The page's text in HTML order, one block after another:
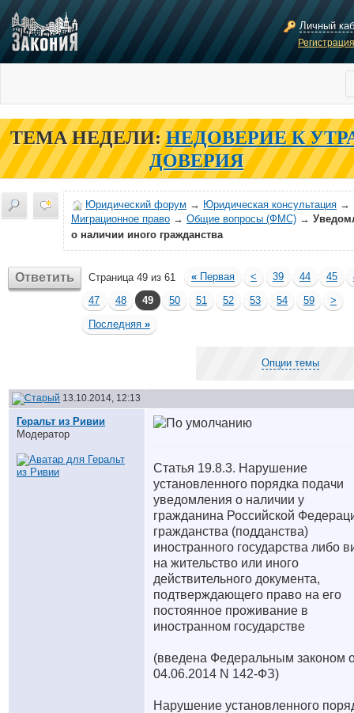
Личный
ТЕМА НЕДЕЛИ: НЕДОВЕРИЕ К
ДОВЕРИЯ
Юридический форум → Юридическая консультация →
Миграционное право → Общие вопросы (ФМС) →
о наличии иного гражданства
Ответить Страница 49 из 61 « Первая < 39 44 45
47
48 49 50 51 52 53 54 59
>
Последняя »
Опции темы
13.10.2014, 12:13
Геральт из Ривии
Модератор
Статья 19.8.3. Нарушение
установленного порядка подачи
уведомления о наличии у
гражданина Российской
гражданства (подданства)
иностранного государства либо
на жительство или иного
действительного документа,
подтверждающего право на его
постоянное проживание в
иностранном государстве
(введена Федеральным законом
04.06.2014 N 142-ФЗ)
Нарушение установленного